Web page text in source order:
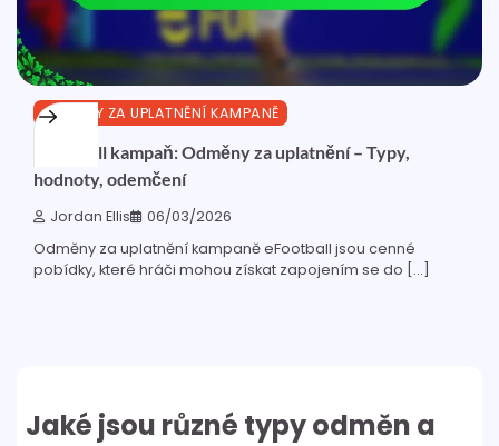
ODMĚNY ZA UPLATNĚNÍ KAMPANĚ
eFootball kampaň: Odměny za uplatnění – Typy,
hodnoty, odemčení
Jordan Ellis 06/03/2026
Odměny za uplatnění kampaně eFootball jsou cenné
pobídky, které hráči mohou získat zapojením se do […]
Jaké jsou různé typy odměn a